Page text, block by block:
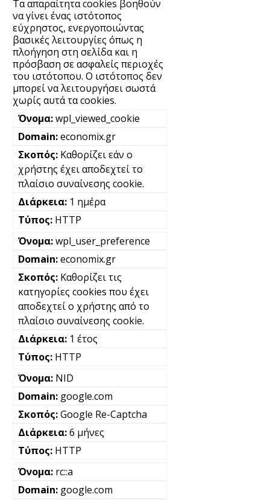
Τα απαραίτητα cookies βοηθούν
να γίνει ένας ιστότοπος
εύχρηστος, ενεργοποιώντας
βασικές λειτουργίες όπως η
πλοήγηση στη σελίδα και η
πρόσβαση σε ασφαλείς περιοχές
του ιστότοπου. Ο ιστότοπος δεν
μπορεί να λειτουργήσει σωστά
χωρίς αυτά τα cookies.
wpl_viewed_cookie
economix.gr
Καθορίζει εάν ο
χρήστης έχει αποδεχτεί το
πλαίσιο συναίνεσης cookie.
1 ημέρα
HTTP
wpl_user_preference
economix.gr
Καθορίζει τις
κατηγορίες cookies που έχει
αποδεχτεί ο χρήστης από το
πλαίσιο συναίνεσης cookie.
1 έτος
HTTP
NID
google.com
Google Re-Captcha
6 μήνες
HTTP
rc::a
google.com